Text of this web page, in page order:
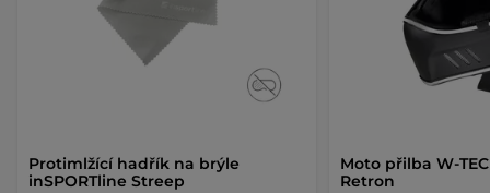
Protimlžící hadřík na brýle
inSPORTline Streep
Moto přilba W-
Retron